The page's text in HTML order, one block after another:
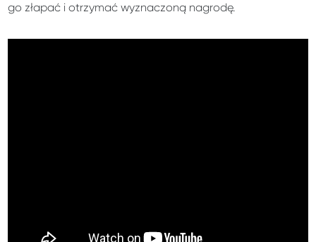
go złapać i otrzymać wyznaczoną nagrodę.